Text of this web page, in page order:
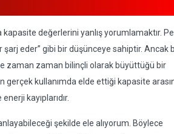
kapasite değerlerini yanlış yorumlamaktır.
eder” gibi bir düşünceye sahiptir. Ancak
zaman zaman bilinçli olarak büyüttüğü bir
gerçek kullanımda elde ettiği kapasite
kayıplarıdır.
şekilde ele alıyorum. Böylece